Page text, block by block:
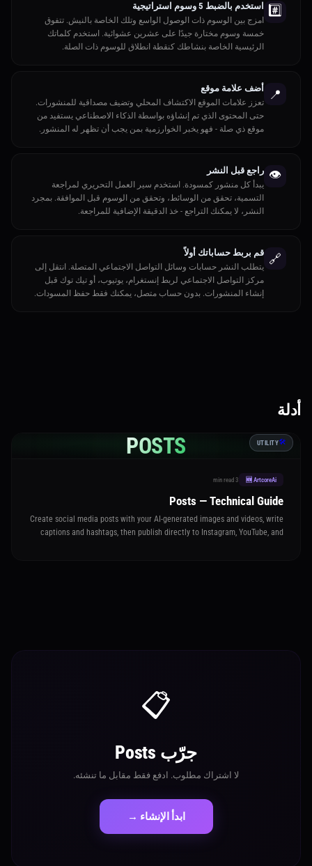
#️⃣ استخدم بالضبط 5 وسوم استراتيجية
امزج بين الوسوم ذات الوصول الواسع وتلك الخاصة بالنيش. تتفوق
خمسة وسوم مختارة جيدًا على عشرين عشوائية. استخدم كلماتك
الرئيسية الخاصة بنشاطك كنقطة انطلاق للوسوم ذات الصلة.
📍 أضف علامة موقع
تعزز علامات الموقع الاكتشاف المحلي وتضيف مصداقية للمنشورات.
حتى المحتوى الذي تم إنشاؤه بواسطة الذكاء الاصطناعي يستفيد من
موقع ذي صلة - فهو يخبر الخوارزمية بمن يجب أن تظهر له المنشور.
👁️ راجع قبل النشر
يبدأ كل منشور كمسودة. استخدم سير العمل التحريري لمراجعة
التسمية، تحقق من الوسائط، وتحقق من الوسوم قبل الموافقة. بمجرد
النشر، لا يمكنك التراجع - خذ الدقيقة الإضافية للمراجعة.
🔗 قم بربط حساباتك أولاً
يتطلب النشر حسابات وسائل التواصل الاجتماعي المتصلة. انتقل إلى
مركز التواصل الاجتماعي لربط إنستغرام، يوتيوب، أو تيك توك قبل
إنشاء المنشورات. بدون حساب متصل، يمكنك فقط حفظ المسودات.
أدلة
POSTS 🛠️
UTILITY
🆕 ArtcoreAi
3 min read
Posts — Technical Guide
Create social media posts with your AI-generated images and videos, write
captions and hashtags, then publish directly to Instagram, YouTube, and
📋
جرّب Posts
لا اشتراك مطلوب. ادفع فقط مقابل ما تنشئه.
ابدأ الإنشاء →